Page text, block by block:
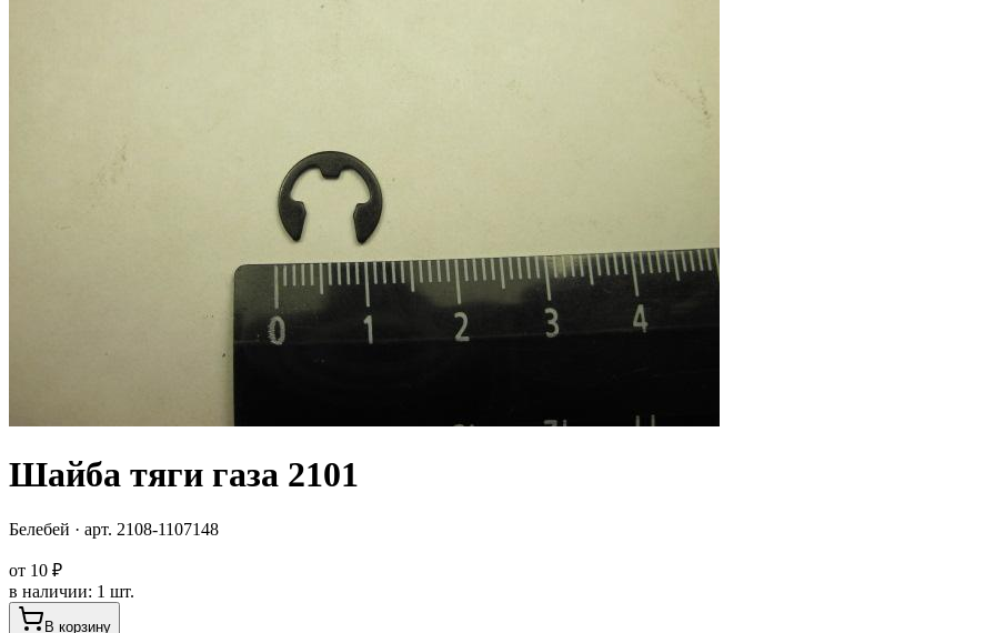
Шайба тяги газа 2101
Белебей · арт. 2108-1107148
от 10 ₽
в наличии: 1 шт.
В корзину